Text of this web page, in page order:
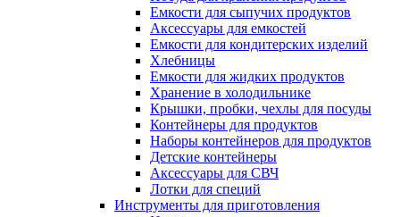
Емкости для сыпучих продуктов
Аксессуары для емкостей
Емкости для кондитерских изделий
Хлебницы
Емкости для жидких продуктов
Хранение в холодильнике
Крышки, пробки, чехлы для посуды
Контейнеры для продуктов
Наборы контейнеров для продуктов
Детские контейнеры
Аксессуары для СВЧ
Лотки для специй
Инструменты для приготовления